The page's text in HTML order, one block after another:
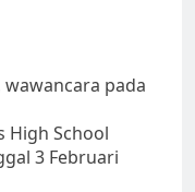
wawancara pada
High School
3 Februari